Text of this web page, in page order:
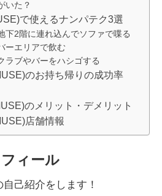
いた？
で使えるナンパテク3選
2階に連れ込んでソファで喋る
ーエリアで飲む
ブやバーをハシゴする
のお持ち帰りの成功率
のメリット・デメリット
店舗情報
ィール
己紹介をします！